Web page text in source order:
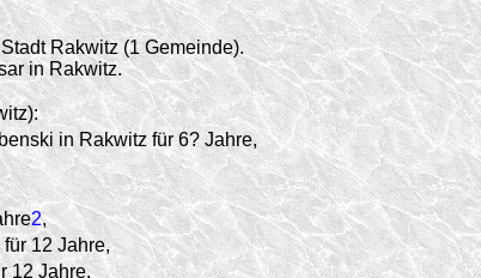
Rakwitz (1 Gemeinde).
in Rakwitz.
in Rakwitz für 6? Jahre,
2,
12 Jahre,
12 Jahre.